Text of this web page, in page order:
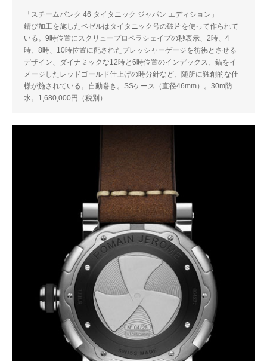
「スチームパンク 46 タイタニック ジャパン エディション」
錆び加工を施したベゼルはタイタニック号の破片を使って作られて
いる。9時位置にスクリュープロペラシェイプの秒表示、2時、4
時、8時、10時位置に配されたプレッシャーゲージを彷彿とさせる
デザイン、ダイナミックな12時と6時位置のインデックス、錨をイ
メージしたレッドゴールド仕上げの時分針など、随所に独創的な仕
様が施されている。自動巻き。SSケース（直径46mm）。30m防
水。1,680,000円（税別）